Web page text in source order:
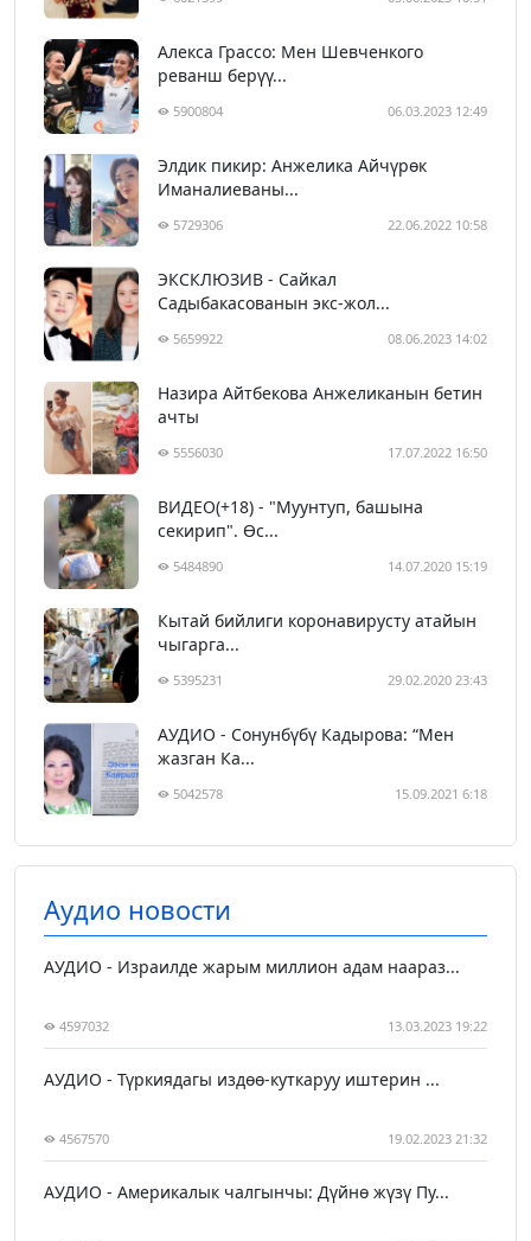
Алекса Грассо: Мен Шевченкого
реванш берүү...
5900804 06.03.2023 12:49
Элдик пикир: Анжелика Айчүрөк
Иманалиеваны...
5729306 22.06.2022 10:58
ЭКСКЛЮЗИВ - Сайкал
Садыбакасованын экс-жол...
5659922 08.06.2023 14:02
Назира Айтбекова Анжеликанын бетин
ачты
5556030 17.07.2022 16:50
ВИДЕО(+18) - "Муунтуп, башына
секирип". Өс...
5484890 14.07.2020 15:19
Кытай бийлиги коронавирусту атайын
чыгарга...
5395231 29.02.2020 23:43
АУДИО - Сонунбүбү Кадырова: “Мен
жазган Ка...
5042578 15.09.2021 6:18
Аудио новости
АУДИО - Израилде жарым миллион адам наараз...
4597032 13.03.2023 19:22
АУДИО - Түркиядагы издөө-куткаруу иштерин ...
4567570 19.02.2023 21:32
АУДИО - Америкалык чалгынчы: Дүйнө жүзү Пу...